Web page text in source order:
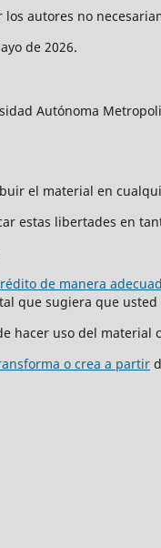
los autores no
de 2026.
Autónoma
el material en
estas libertades en
de manera
que sugiera que
hacer uso del material
o crea a partir